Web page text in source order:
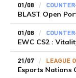
01/08
01/08
EWC CS2 :
21/07 LEAGUE